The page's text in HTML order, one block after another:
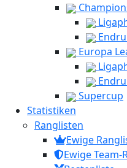
Europa
Supercup
Statistiken
Ranglisten
Ewige
Ewige Team-